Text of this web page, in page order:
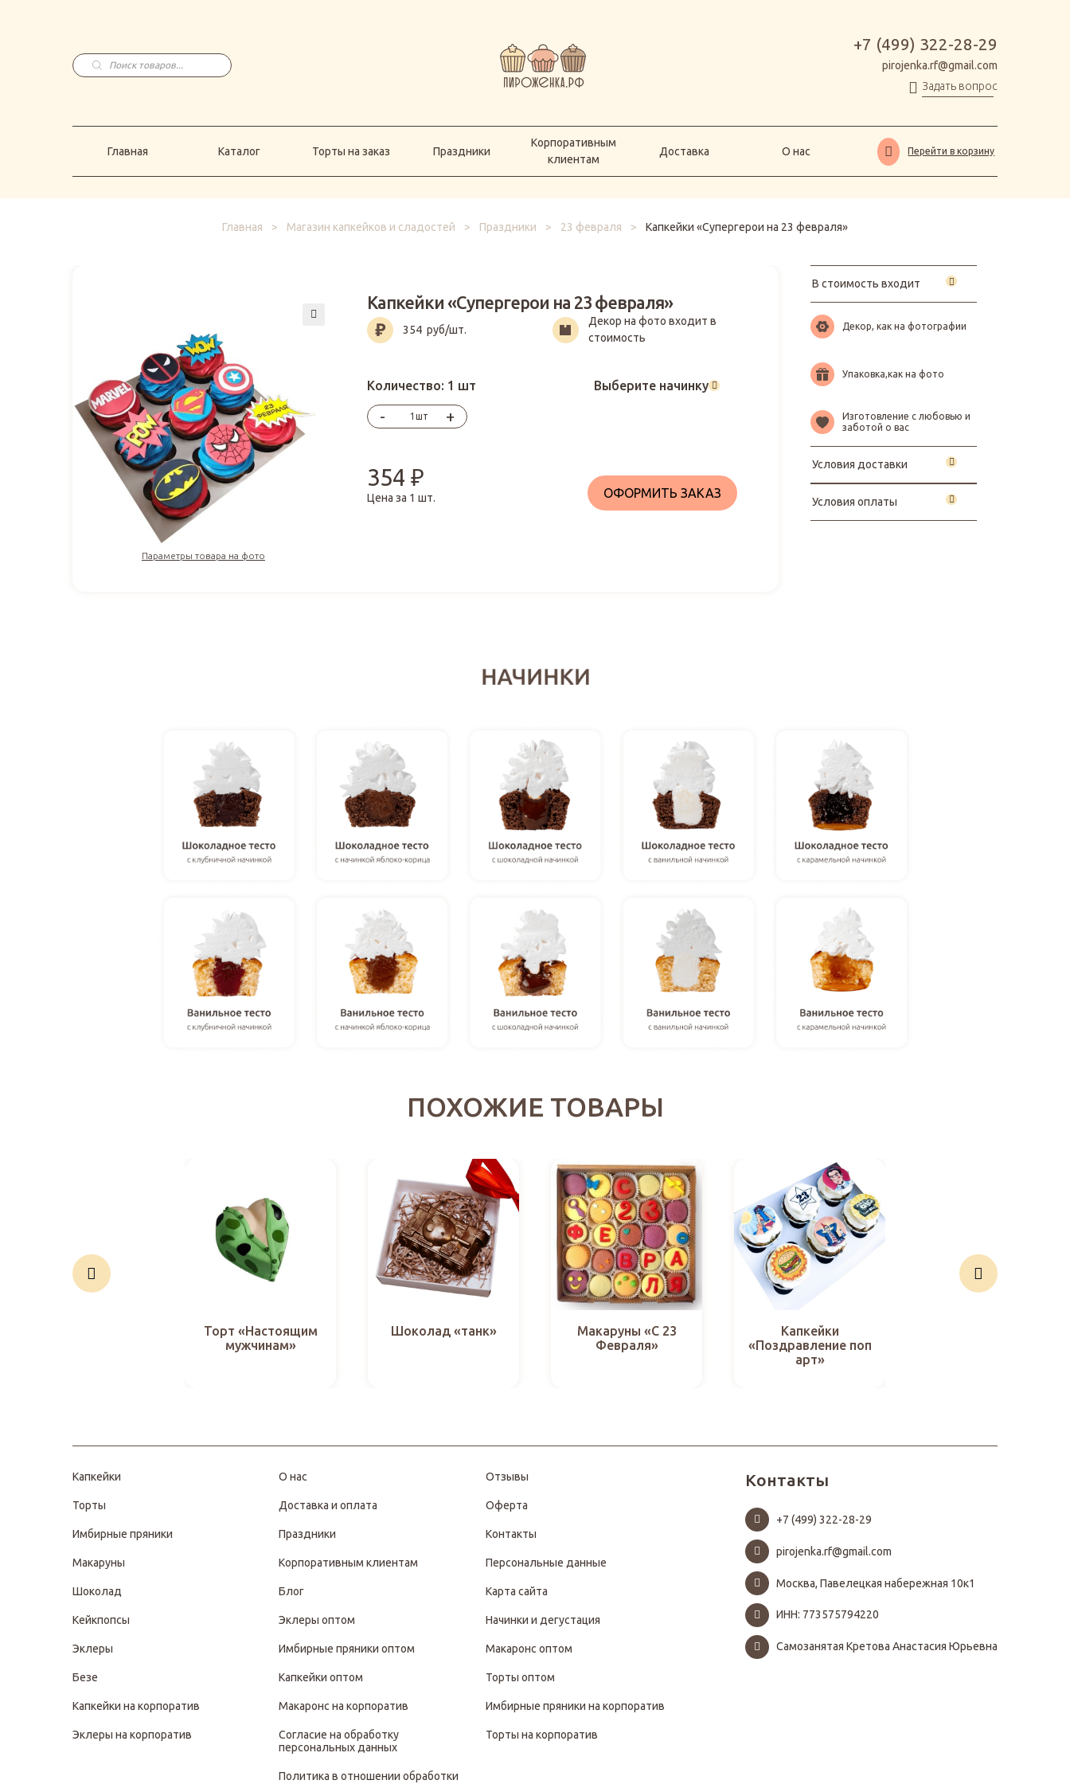
Поиск
товаров
+7 (499) 322-28-29
pirojenka.rf@gmail.com
Задать вопрос
Главная Каталог Торты на заказ Праздники
Корпоративным
клиентам
Доставка О нас Перейти в корзину
Главная > Магазин капкейков и сладостей > Праздники > 23 февраля > Капкейки «Супергерои на 23 февраля»
Параметры товара на фото
Капкейки «Супергерои на 23 февраля»
354 руб/шт.
Декор на фото входит в
стоимость
Количество: 1 шт
- шт +
Выберите начинку
354₽
Цена за 1 шт. ОФОРМИТЬ ЗАКАЗ
В стоимость входит
Декор, как на фотографии
Упаковка,как на фото
Изготовление с любовью и
заботой о вас
Условия доставки
Условия оплаты
ПОХОЖИЕ ТОВАРЫ
Торт «Настоящим
мужчинам»
Шоколад «танк»
Макаруны «C 23
Февраля»
Капкейки
«Поздравление поп
арт»
Капкейки
Торты
Имбирные пряники
Макаруны
Шоколад
Кейкпопсы
Эклеры
Безе
Капкейки на корпоратив
Эклеры на корпоратив
О нас
Доставка и оплата
Праздники
Корпоративным клиентам
Блог
Эклеры оптом
Имбирные пряники оптом
Капкейки оптом
Макаронс на корпоратив
Согласие на обработку
персональных данных
Политика в отношении обработки
Отзывы
Оферта
Контакты
Персональные данные
Карта сайта
Начинки и дегустация
Макаронс оптом
Торты оптом
Имбирные пряники на корпоратив
Торты на корпоратив
Контакты
+7 (499) 322-28-29
pirojenka.rf@gmail.com
Москва, Павелецкая набережная 10к1
ИНН: 773575794220
Самозанятая Кретова Анастасия Юрьевна